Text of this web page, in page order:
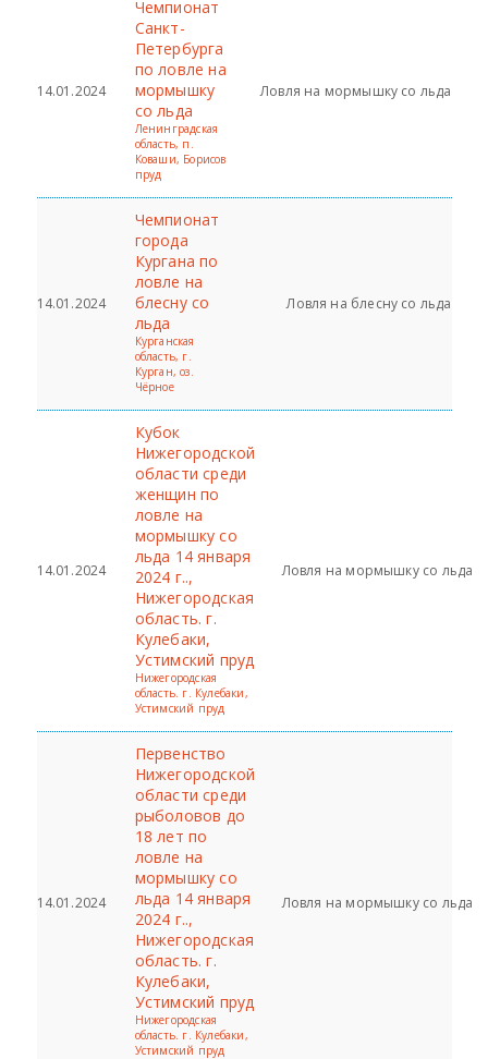
14.01.2024
Чемпионат
Санкт-
Петербурга
по ловле на
мормышку
со льда
Ленинградская
область, п.
Коваши, Борисов
пруд
Ловля на мормышку со льда
14.01.2024
Чемпионат
города
Кургана по
ловле на
блесну со
льда
Курганская
область, г.
Курган, оз.
Чёрное
Ловля на блесну со льда
14.01.2024
Кубок
Нижегородской
области среди
женщин по
ловле на
мормышку со
льда 14 января
2024 г..,
Нижегородская
область. г.
Кулебаки,
Устимский пруд
Нижегородская
область. г. Кулебаки,
Устимский пруд
Ловля на мормышку со льда
14.01.2024
Первенство
Нижегородской
области среди
рыболовов до
18 лет по
ловле на
мормышку со
льда 14 января
2024 г..,
Нижегородская
область. г.
Кулебаки,
Устимский пруд
Нижегородская
область. г. Кулебаки,
Устимский пруд
Ловля на мормышку со льда